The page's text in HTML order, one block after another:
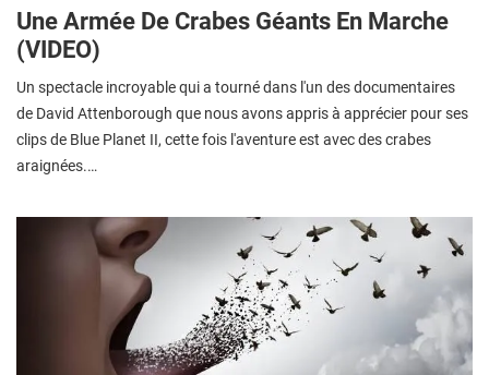
Une Armée De Crabes Géants En Marche
(VIDEO)
Un spectacle incroyable qui a tourné dans l'un des documentaires
de David Attenborough que nous avons appris à apprécier pour ses
clips de Blue Planet II, cette fois l'aventure est avec des crabes
araignées.…